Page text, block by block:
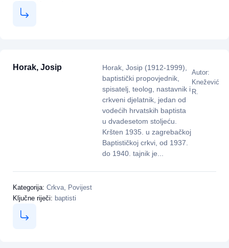
Horak, Josip
Horak, Josip (1912-1999),
baptistički propovjednik,
spisatelj, teolog, nastavnik i
crkveni djelatnik, jedan od
vodećih hrvatskih baptista
u dvadesetom stoljeću.
Kršten 1935. u zagrebačkoj
Baptističkoj crkvi, od 1937.
do 1940. tajnik je...
Autor:
Knežević
R.
Kategorija: Crkva, Povijest
Ključne riječi: baptisti